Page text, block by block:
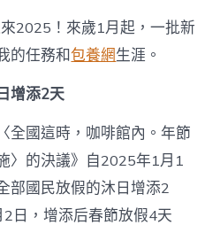
事
兒
丨
住
老、
生
養、
社
保……
來
2025！來歲1月起，一批新
的任務和包養網生涯。
增添2天
全國這時，咖啡館內。年節
〉的決議》自2025年1月1
部國民放假的沐日增添2
日，增添后春節放假4天